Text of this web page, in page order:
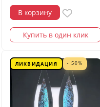
В корзину
Купить в один клик
ЛИКВИДАЦИЯ - 50%